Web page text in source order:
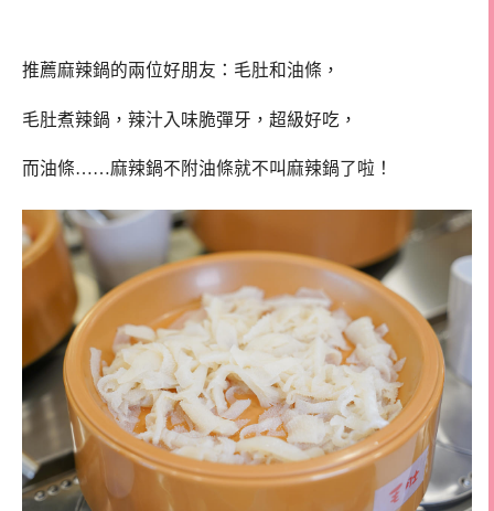
推薦麻辣鍋的兩位好朋友：毛肚和油條，
毛肚煮辣鍋，辣汁入味脆彈牙，超級好吃，
而油條……麻辣鍋不附油條就不叫麻辣鍋了啦！